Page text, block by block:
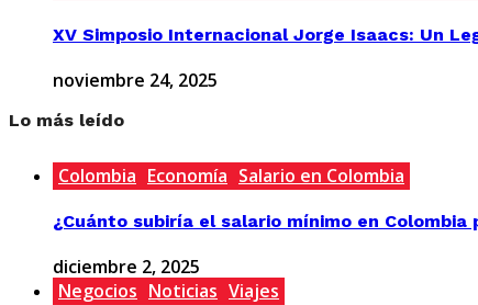
XV Simposio Internacional Jorge Isaacs: Un
noviembre 24, 2025
Lo más leído
Colombia Economía Salario en Colombia
¿Cuánto subiría el salario mínimo en Colombia
diciembre 2, 2025
Negocios Noticias Viajes